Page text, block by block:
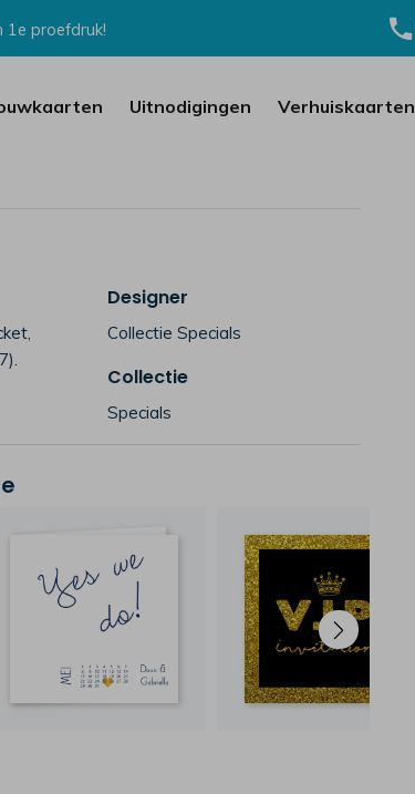
1e proefdruk!
Uitnodigingen Verhuiskaarten
Designer
Collectie Specials
Collectie
Specials